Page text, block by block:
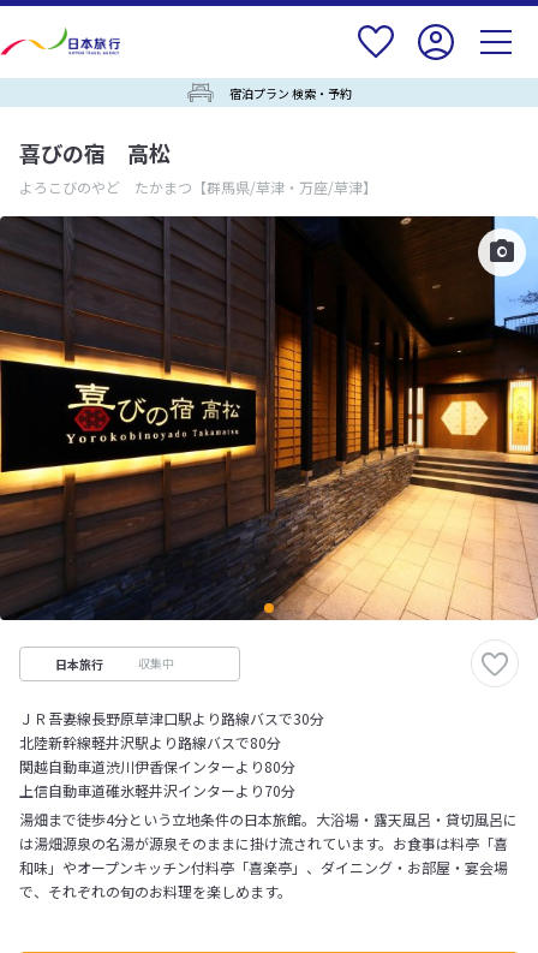
宿泊プラン 検索・予約
喜びの宿 高松
よろこびのやど たかまつ 【群馬県/草津・万座/草津】
日本旅行 収集中
ＪＲ吾妻線長野原草津口駅より路線バスで30分
北陸新幹線軽井沢駅より路線バスで80分
関越自動車道渋川伊香保インターより80分
上信自動車道碓氷軽井沢インターより70分
湯畑まで徒歩4分という立地条件の日本旅館。大浴場・露天風呂・貸切風呂に
は湯畑源泉の名湯が源泉そのままに掛け流されています。お食事は料亭「喜
和味」やオープンキッチン付料亭「喜楽亭」、ダイニング・お部屋・宴会場
で、それぞれの旬のお料理を楽しめます。